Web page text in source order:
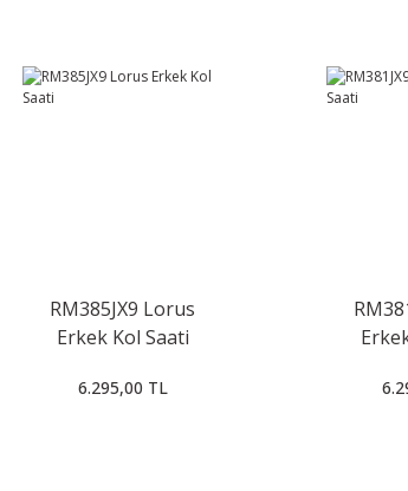
RM385JX9 Lorus
Erkek Kol Saati
6.295,00 TL